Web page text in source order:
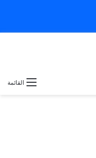
القائمة